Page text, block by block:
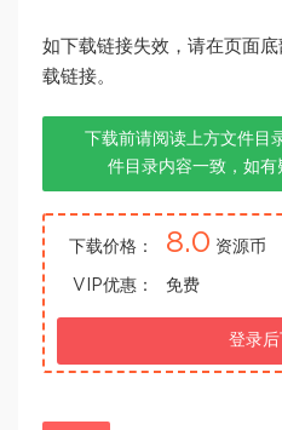
如下载链接失效，请在页面
载链接。
下载前请阅读上方文件目
件目录内容一致，如有
下载价格： 8.0 资源币
VIP优惠： 免费
登录